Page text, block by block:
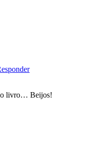
o livro… Beijos!